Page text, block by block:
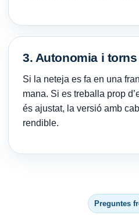
3. Autonomia i torns
Si la neteja es fa en una
mana. Si es treballa prop
és ajustat, la versió amb
rendible.
Preguntes